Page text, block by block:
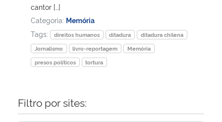
Ministério do Meio Ambiente
Ministério do Turismo
cantor […]
Categoria: Memória
Tags:
direitos humanos ditadura
ditadura chilena
Jornalismo
livro-reportagem
Memória
presos políticos
tortura
Filtro por sites: